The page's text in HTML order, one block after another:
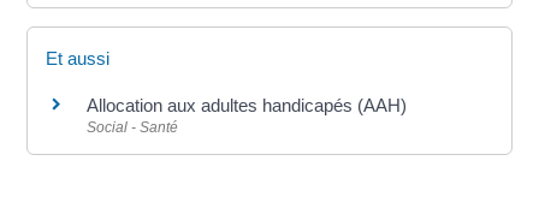
Et aussi
Allocation aux adultes handicapés (AAH)
Social - Santé